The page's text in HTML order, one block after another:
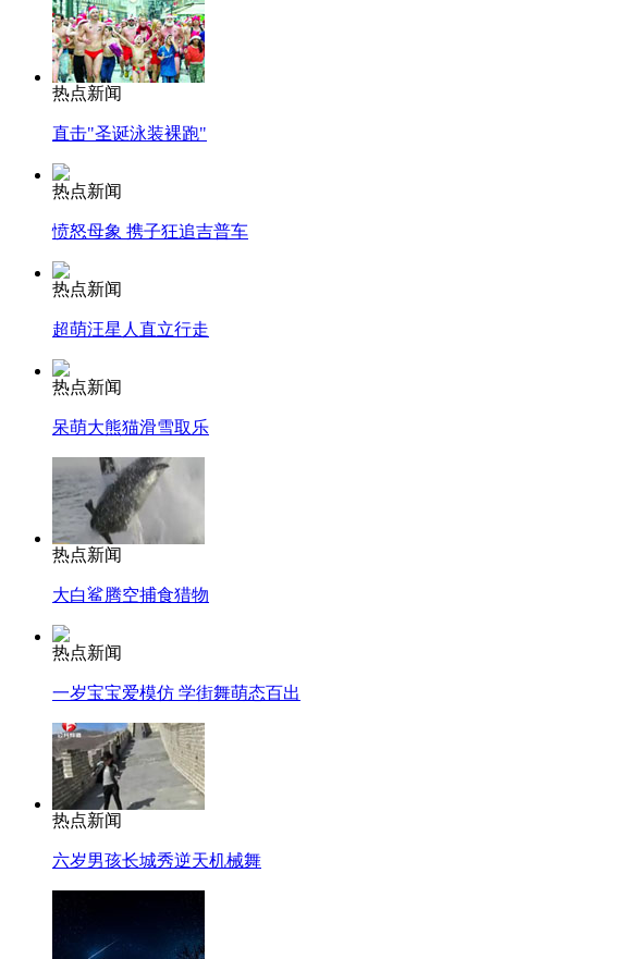
热点新闻
直击"圣诞泳装裸跑"
热点新闻
愤怒母象 携子狂追吉普车
热点新闻
超萌汪星人直立行走
热点新闻
呆萌大熊猫滑雪取乐
热点新闻
大白鲨腾空捕食猎物
热点新闻
一岁宝宝爱模仿 学街舞萌态百出
热点新闻
六岁男孩长城秀逆天机械舞